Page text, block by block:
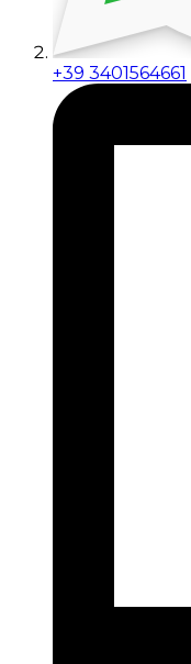
+39 3401564661